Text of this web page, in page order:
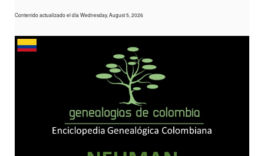
Contenido actualizado el día Wednesday, August 5, 2026